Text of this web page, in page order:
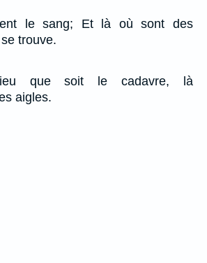
le sang; Et là où sont des
trouve.
que soit le cadavre, là
aigles.